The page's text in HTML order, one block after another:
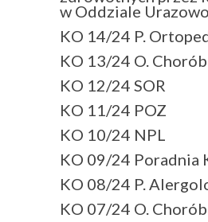
w Oddziale
KO 14/24 P.
KO 13/24 O.
KO 12/24 SOR
KO 11/24 POZ
KO 10/24 NPL
KO 09/24 Poradnia
KO 08/24 P.
KO 07/24 O.